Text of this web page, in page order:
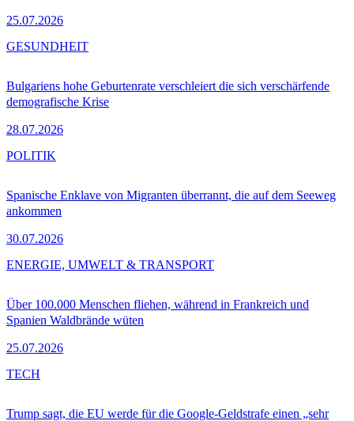
25.07.2026
Bulgariens hohe Geburtenrate verschleiert die sich verschärfende
demografische Krise
28.07.2026
GESUNDHEIT
Spanische Enklave von Migranten überrannt, die auf dem Seeweg
ankommen
30.07.2026
POLITIK
Über 100.000 Menschen fliehen, während in Frankreich und
Spanien Waldbrände wüten
25.07.2026
ENERGIE, UMWELT & TRANSPORT
Trump sagt, die EU werde für die Google-Geldstrafe einen „sehr
TECH